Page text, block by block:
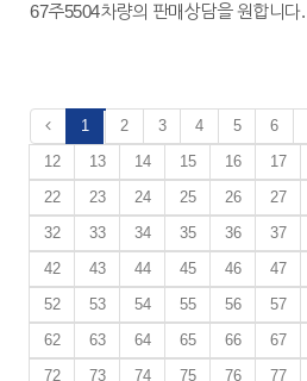
67주5504차량의 판매상담을 원합니다.
1 2 3 4 5 6
12
13 14 15 16 17
22
23 24 25 26 27
32
33 34 35 36 37
42
43 44 45 46 47
52
53 54 55 56 57
62
63 64 65 66 67
72
73 74 75 76 77